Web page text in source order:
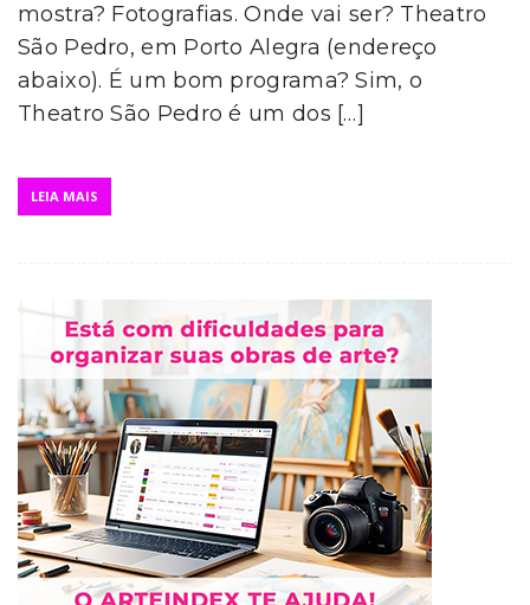
mostra? Fotografias. Onde vai ser? Theatro
São Pedro, em Porto Alegra (endereço
abaixo). É um bom programa? Sim, o
Theatro São Pedro é um dos […]
LEIA MAIS